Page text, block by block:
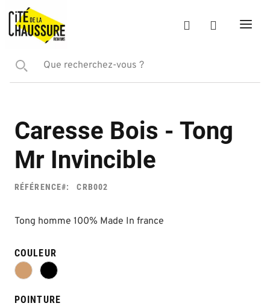
Caresse Bois - Tong
Mr Invincible
RÉFÉRENCE CRB002
Tong homme 100% Made In france
COULEUR
POINTURE